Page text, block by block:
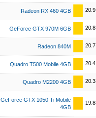
Radeon RX 460 4GB 20.9
GeForce GTX 970M 6GB 20.8
Radeon 840M 20.7
Quadro T500 Mobile 4GB 20.4
Quadro M2200 4GB 20.3
GeForce GTX 1050 Ti Mobile
4GB
19.8